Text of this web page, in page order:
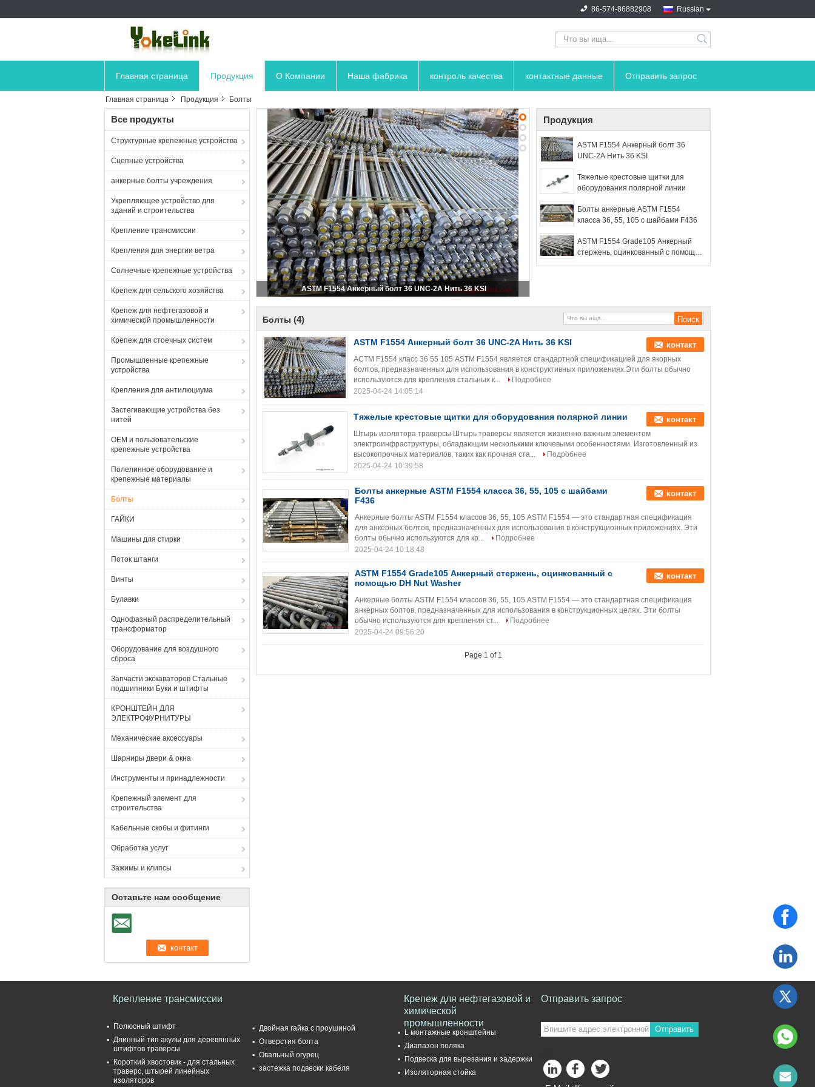
Russian
86-574-86882908
search
Главная страница Продукция О Компании Наша фабрика контроль качества контактные данные Отправить запрос
Главная страница Продукция Болты
Все продукты
Структурные крепежные устройства
Сцепные устройства
анкерные болты учреждения
Укрепляющее устройство для
зданий и строительства
Крепление трансмиссии
Крепления для энергии ветра
Солнечные крепежные устройства
Крепеж для сельского хозяйства
Крепеж для нефтегазовой и
химической промышленности
Крепеж для стоечных систем
Промышленные крепежные
устройства
Крепления для антилюциума
Застегивающие устройства без
нитей
OEM и пользовательские
крепежные устройства
Полелинное оборудование и
крепежные материалы
Болты
ГАЙКИ
Машины для стирки
Поток штанги
Винты
Булавки
Однофазный распределительный
трансформатор
Оборудование для воздушного
сброса
Запчасти экскаваторов Стальные
подшипники Буки и штифты
КРОНШТЕЙН ДЛЯ
ЭЛЕКТРОФУРНИТУРЫ
Механические аксессуары
Шарниры двери & окна
Инструменты и принадлежности
Крепежный элемент для
строительства
Кабельные скобы и фитинги
Обработка услуг
Зажимы и клипсы
Оставьте нам сообщение
ASTM F1554 Анкерный болт 36 UNC-2A Нить 36 KSI
Продукция
ASTM F1554 Анкерный болт 36
UNC-2A Нить 36 KSI
Тяжелые крестовые щитки для
оборудования полярной линии
Болты анкерные ASTM F1554
класса 36, 55, 105 с шайбами F436
ASTM F1554 Grade105 Анкерный
стержень, оцинкованный с помощью
Болты (4)
ASTM F1554 Анкерный болт 36 UNC-2A Нить 36 KSI контакт
АСТМ F1554 класс 36 55 105 ASTM F1554 является стандартной спецификацией для якорных
болтов, предназначенных для использования в конструктивных приложениях.Эти болты обычно
используются для крепления стальных к...
Подробнее
2025-04-24 14:05:14
Тяжелые крестовые щитки для оборудования полярной линии контакт
Штырь изолятора траверсы Штырь траверсы является жизненно важным элементом
электроинфраструктуры, обладающим несколькими ключевыми особенностями. Изготовленный из
высокопрочных материалов, таких как прочная ста...
Подробнее
2025-04-24 10:39:58
Болты анкерные ASTM F1554 класса 36, 55, 105 с шайбами
F436
контакт
Анкерные болты ASTM F1554 классов 36, 55, 105 ASTM F1554 — это стандартная спецификация
для анкерных болтов, предназначенных для использования в конструкционных приложениях. Эти
болты обычно используются для кр...
Подробнее
2025-04-24 10:18:48
ASTM F1554 Grade105 Анкерный стержень, оцинкованный с
помощью DH Nut Washer
контакт
Анкерные болты ASTM F1554 классов 36, 55, 105 ASTM F1554 — это стандартная спецификация
анкерных болтов, предназначенных для использования в конструкционных целях. Эти болты
обычно используются для крепления ст...
Подробнее
2025-04-24 09:56:20
Page 1 of 1
Крепление трансмиссии
Полюсный штифт
Длинный тип акулы для деревянных
штифтов траверсы
Короткий хвостовик - для стальных
траверс, штырей линейных
изоляторов
Двойная гайка с проушиной
Отверстия болта
Овальный огурец
застежка подвески кабеля
Крепеж для нефтегазовой и
химической
промышленности
L монтажные кронштейны
Диапазон поляка
Подвеска для вырезания и задержки
Изоляторная стойка
Отправить запрос
Отправить